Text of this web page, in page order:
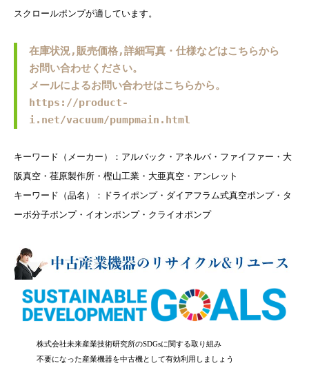
スクロールポンプが適しています。
在庫状況,販売価格,詳細写真・仕様などはこちらから
お問い合わせください。
メールによるお問い合わせはこちらから。
https://product-
i.net/vacuum/pumpmain.html
キーワード（メーカー）：アルバック・アネルバ・ファイファー・大
阪真空・荏原製作所・樫山工業・大亜真空・アンレット
キーワード（品名）：ドライポンプ・ダイアフラム式真空ポンプ・タ
ーボ分子ポンプ・イオンポンプ・クライオポンプ
株式会社未来産業技術研究所のSDGsに関する取り組み
不要になった産業機器を中古機として有効利用しましょう